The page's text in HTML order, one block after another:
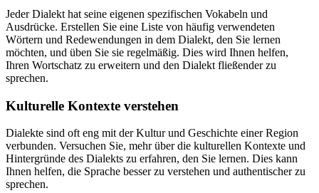
Jeder Dialekt hat seine eigenen spezifischen Vokabeln und
Ausdrücke. Erstellen Sie eine Liste von häufig verwendeten
Wörtern und Redewendungen in dem Dialekt, den Sie lernen
möchten, und üben Sie sie regelmäßig. Dies wird Ihnen helfen,
Ihren Wortschatz zu erweitern und den Dialekt fließender zu
sprechen.
Kulturelle Kontexte verstehen
Dialekte sind oft eng mit der Kultur und Geschichte einer Region
verbunden. Versuchen Sie, mehr über die kulturellen Kontexte und
Hintergründe des Dialekts zu erfahren, den Sie lernen. Dies kann
Ihnen helfen, die Sprache besser zu verstehen und authentischer zu
sprechen.